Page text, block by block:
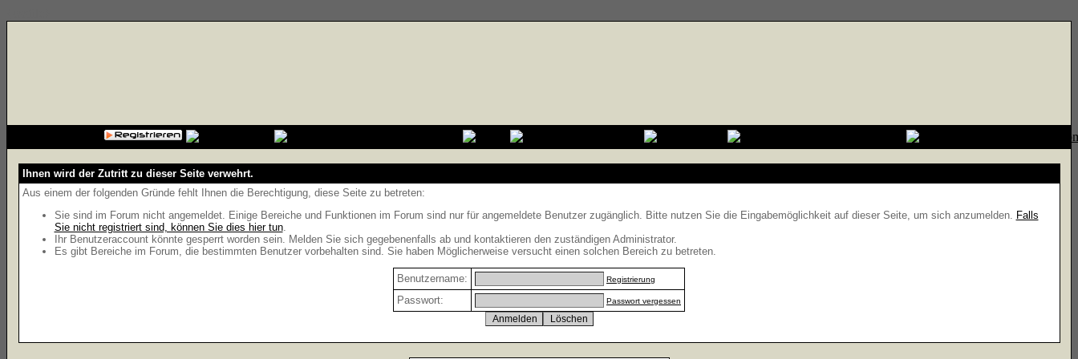
Ihnen wird der Zutritt zu dieser Seite verwehrt.
Aus einem der folgenden Gründe fehlt Ihnen die Berechtigung, diese Seite zu betreten:
Sie sind im Forum nicht angemeldet. Einige Bereiche und Funktionen im Forum sind nur für angemeldete Benutzer zugänglich. Bitte nutzen Sie die Eingabemöglichkeit auf dieser Seite, um sich anzumelden. Falls
Sie nicht registriert sind, können Sie dies hier tun.
Ihr Benutzeraccount könnte gesperrt worden sein. Melden Sie sich gegebenenfalls ab und kontaktieren den zuständigen Administrator.
Es gibt Bereiche im Forum, die bestimmten Benutzer vorbehalten sind. Sie haben Möglicherweise versucht einen solchen Bereich zu betreten.
Benutzername: Registrierung
Passwort: Passwort vergessen